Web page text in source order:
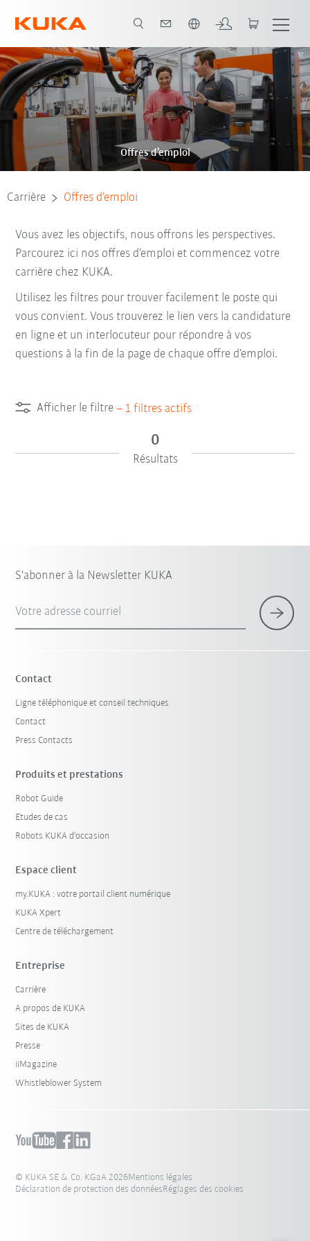
Offres d’emploi
Carrière Offres d’emploi
Vous avez les objectifs, nous offrons les perspectives.
Parcourez ici nos offres d’emploi et commencez votre
carrière chez KUKA.
Utilisez les filtres pour trouver facilement le poste qui
vous convient. Vous trouverez le lien vers la candidature
en ligne et un interlocuteur pour répondre à vos
questions à la fin de la page de chaque offre d’emploi.
Afficher le filtre – 1 filtres actifs
Réinitialiser le filtre
0
Résultats
S'abonner à la Newsletter KUKA
Votre adresse courriel
Contact
Ligne téléphonique et conseil techniques
Contact
Press Contacts
Produits et prestations
Robot Guide
Etudes de cas
Robots KUKA d'occasion
Espace client
my.KUKA : votre portail client numérique
KUKA Xpert
Centre de téléchargement
Entreprise
Carrière
A propos de KUKA
Sites de KUKA
Presse
iiMagazine
Whistleblower System
© KUKA SE & Co. KGaA 2026Mentions légales
Déclaration de protection des donnéesRéglages des cookies